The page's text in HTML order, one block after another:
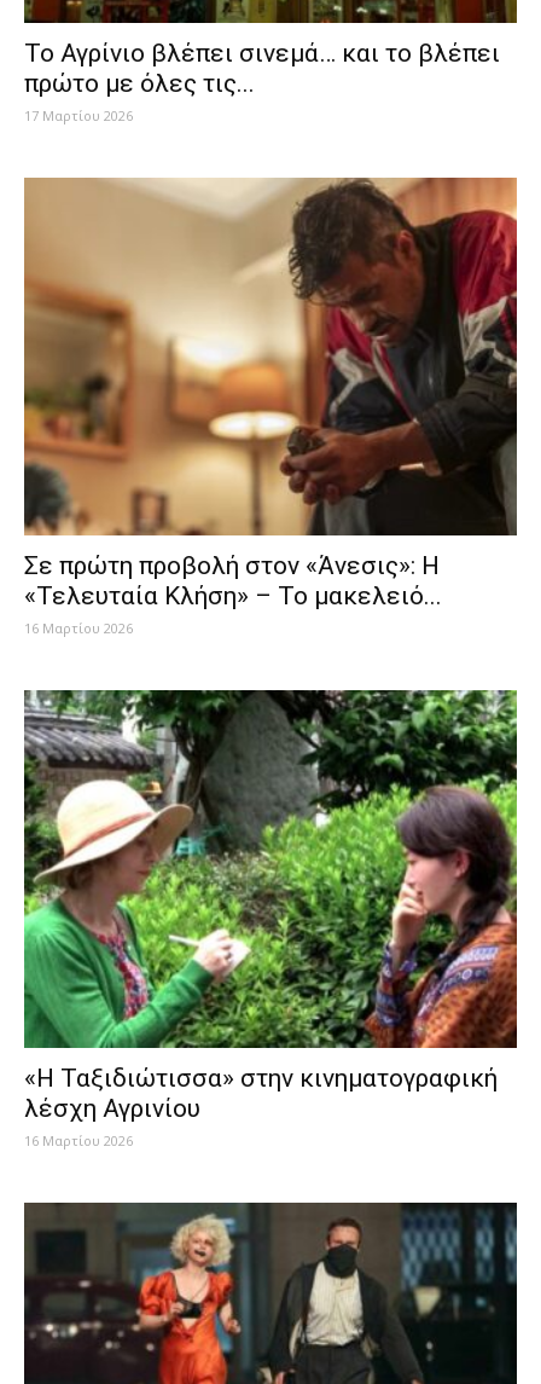
Το Αγρίνιο βλέπει σινεμά… και το βλέπει
πρώτο με όλες τις...
17 Μαρτίου 2026
Σε πρώτη προβολή στον «Άνεσις»: Η
«Τελευταία Κλήση» – Το μακελειό...
16 Μαρτίου 2026
«Η Ταξιδιώτισσα» στην κινηματογραφική
λέσχη Αγρινίου
16 Μαρτίου 2026